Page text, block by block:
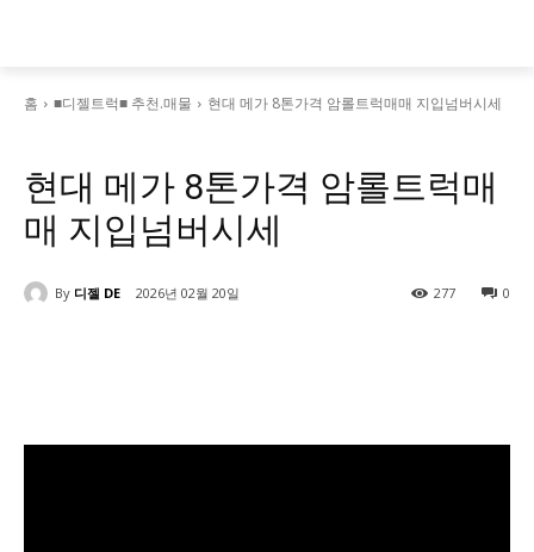
홈 ■디젤트럭■ 추천.매물 현대 메가 8톤가격 암롤트럭매매 지입넘버시세
현대 메가 8톤가격 암롤트럭매
매 지입넘버시세
By 디젤 DE 2026년 02월 20일 0
277